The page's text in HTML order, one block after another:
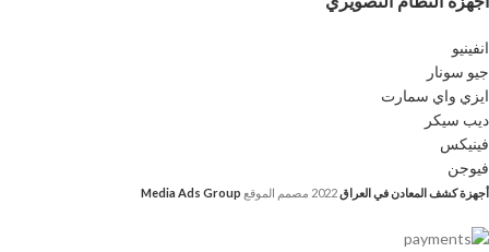
انفينيو
جيو سونار
ايزي واي سمارت
ديب سيكر
فينيكس
فيوجن
أجهزة كشف المعادن في العراق2022 مصمم الموقع Media Ads Group